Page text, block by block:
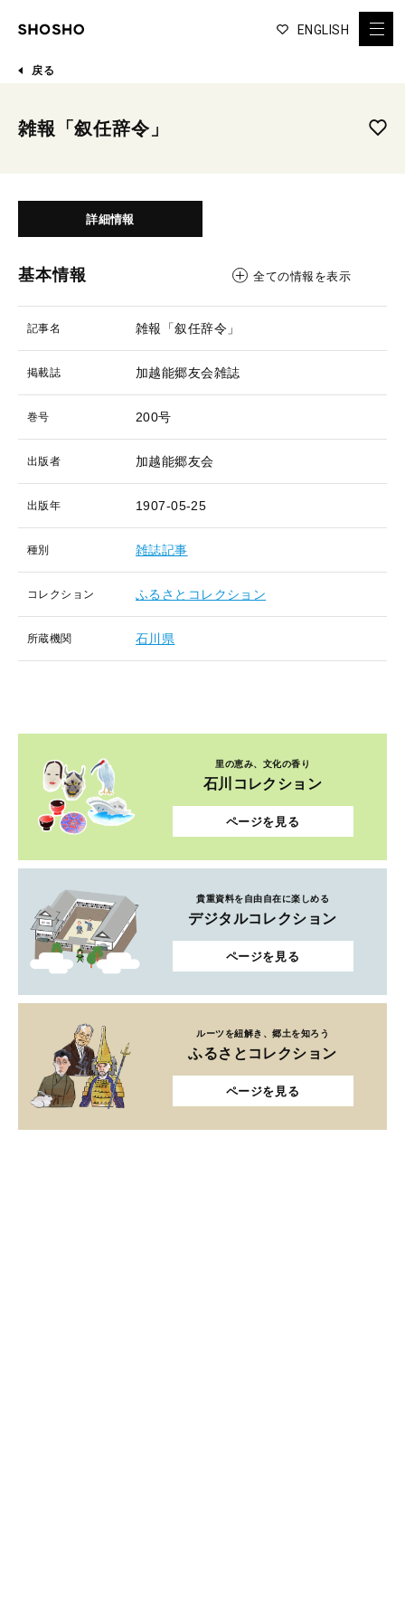
ENGLISH
戻る
雑報「叙任辞令」
詳細情報
基本情報 全ての情報を表示
記事名 雑報「叙任辞令」
掲載誌 加越能郷友会雑誌
巻号 200号
出版者 加越能郷友会
出版年 1907-05-25
種別 雑誌記事
コレクション ふるさとコレクション
所蔵機関 石川県
里の恵み、文化の香り
石川コレクション
ページを見る
貴重資料を自由自在に楽しめる
デジタルコレクション
ページを見る
ルーツを紐解き、郷土を知ろう
ふるさとコレクション
ページを見る